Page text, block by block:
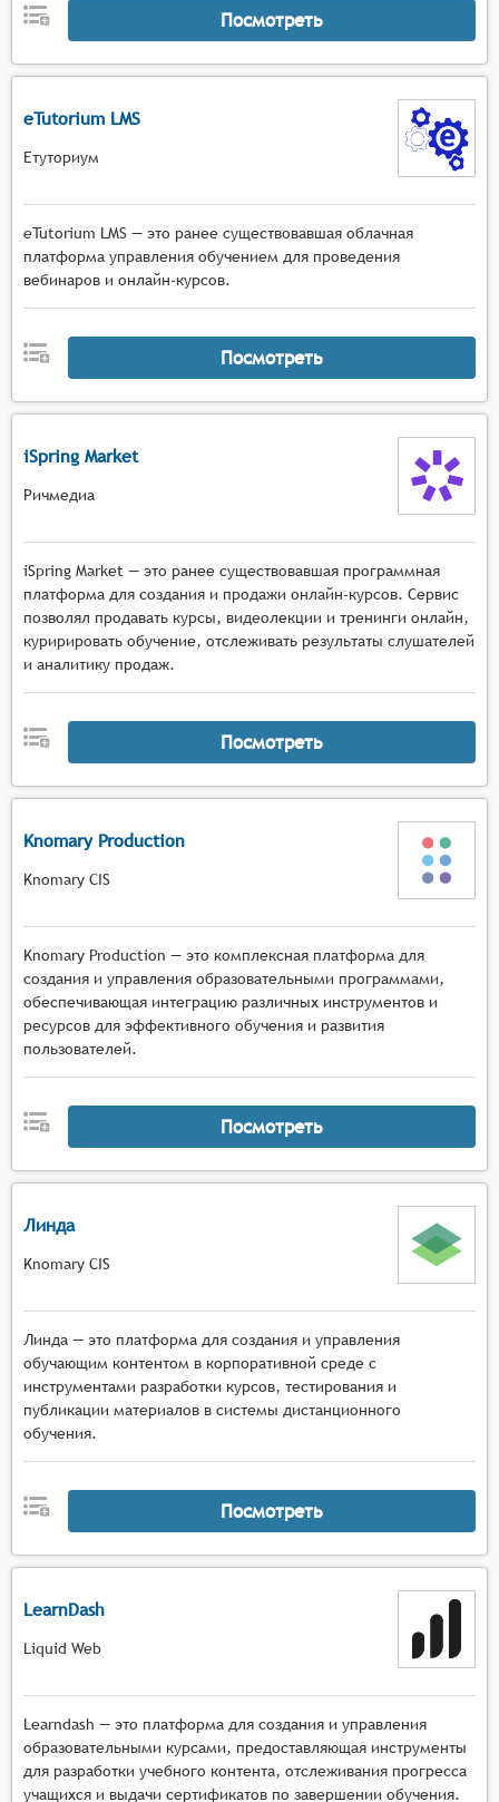
Посмотреть
eTutorium LMS
Етуториум
eTutorium LMS — это ранее существовавшая облачная
платформа управления обучением для проведения
вебинаров и онлайн-курсов.
Посмотреть
iSpring Market
Ричмедиа
iSpring Market — это ранее существовавшая программная
платформа для создания и продажи онлайн-курсов. Сервис
позволял продавать курсы, видеолекции и тренинги онлайн,
куририровать обучение, отслеживать результаты слушателей
и аналитику продаж.
Посмотреть
Knomary Production
Knomary CIS
Knomary Production — это комплексная платформа для
создания и управления образовательными программами,
обеспечивающая интеграцию различных инструментов и
ресурсов для эффективного обучения и развития
пользователей.
Посмотреть
Линда
Knomary CIS
Линда — это платформа для создания и управления
обучающим контентом в корпоративной среде с
инструментами разработки курсов, тестирования и
публикации материалов в системы дистанционного
обучения.
Посмотреть
LearnDash
Liquid Web
Learndash — это платформа для создания и управления
образовательными курсами, предоставляющая инструменты
для разработки учебного контента, отслеживания прогресса
учащихся и выдачи сертификатов по завершении обучения.